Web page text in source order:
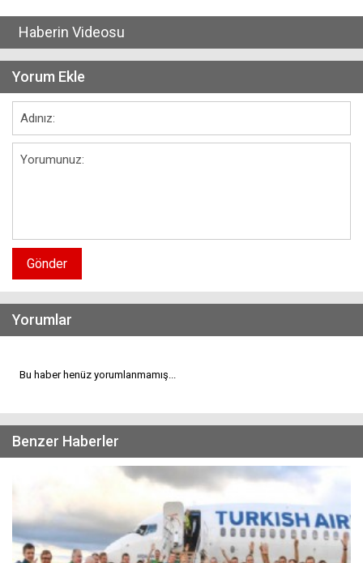
Haberin Videosu
Yorum Ekle
Gönder
Yorumlar
Bu haber henüz yorumlanmamış...
Benzer Haberler